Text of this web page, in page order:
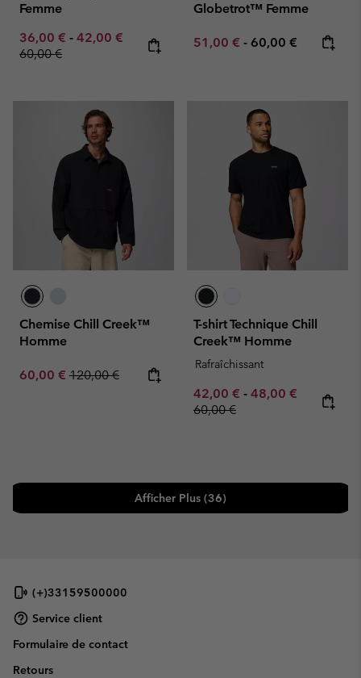
Femme
Minimum sale price:
36,00 € - Maximum sale price:
42,00 € Regular price:
60,00 €
Globetrot™ Femme
Minimum sale price:
51,00 € - Maximum price:
60,00 €
Chemise Chill Creek™
Homme
Sale price:
60,00 € Regular price:
120,00 €
T-shirt Technique Chill
Creek™ Homme
Rafraîchissant
Minimum sale price:
42,00 € - Maximum sale
48,00 € Regular
60,00 €
Afficher Plus (36)
(+)33159500000
Service client
Formulaire de contact
Retours